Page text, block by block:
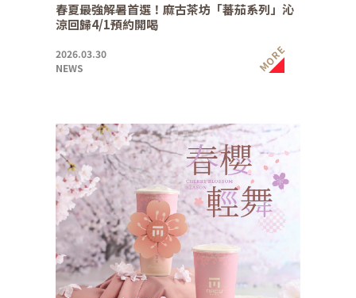
春夏最強解暑首選！麻古茶坊「蕃茄系列」沁
涼回歸4/1預約開喝
2026.03.30
NEWS
MORE